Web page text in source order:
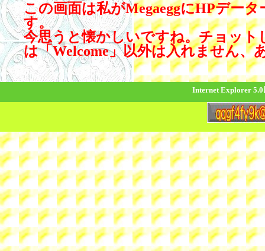
この画面は私がMegaeggにHPデー
す。
今思うと懐かしいですね。チョッ
は「Welcome」以外は入れません、
Internet Explorer